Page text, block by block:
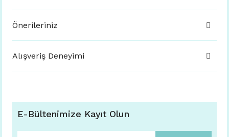
Önerileriniz
Alışveriş Deneyimi
E-Bültenimize Kayıt Olun